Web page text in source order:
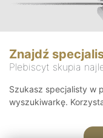
Znajdź
Plebiscyt skupia
Szukasz specjalisty w
wyszukiwarkę.